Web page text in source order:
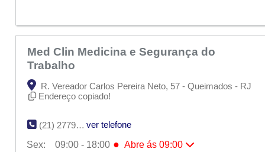
Med Clin Medicina e Segurança do
Trabalho
R. Vereador Carlos Pereira Neto, 57 - Queimados - RJ
Endereço copiado!
(21) 2779-8040
ver telefone
Sex:
09:00 - 18:00 ● Abre ás 09:00